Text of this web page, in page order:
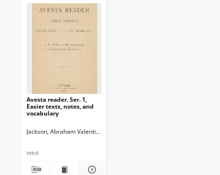
Avesta reader. Ser. 1,
Easier texts, notes, and
vocabulary
Jackson, Abraham Valentine Williams (1862-1937)
tekst